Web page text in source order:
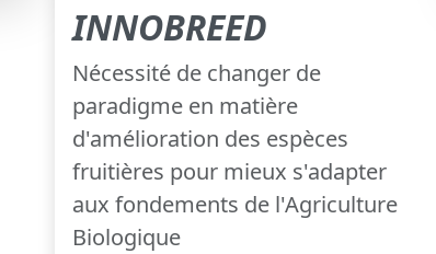
INNOBREED
Nécessité de changer de
paradigme en matière
d'amélioration des espèces
fruitières pour mieux s'adapter
aux fondements de l'Agriculture
Biologique